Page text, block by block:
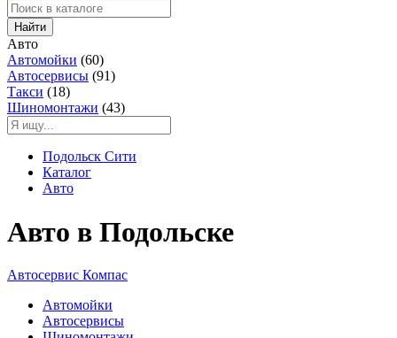
Найти
Авто
Автомойки (60)
Автосервисы (91)
Такси (18)
Шиномонтажи (43)
Подольск Сити
Каталог
Авто
Авто в Подольске
Автосервис Компас
Автомойки
Автосервисы